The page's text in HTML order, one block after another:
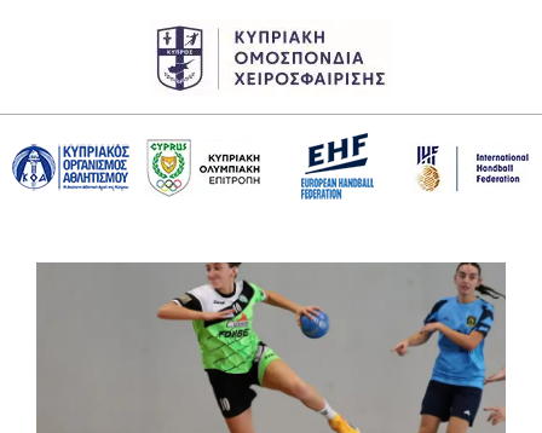
CHF
Navigation